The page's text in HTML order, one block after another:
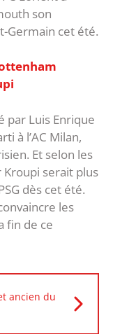
son
Germain cet été.
par Luis Enrique
à l’AC Milan,
Et selon les
Kroupi serait plus
dès cet été.
les
fin de ce
ancien du